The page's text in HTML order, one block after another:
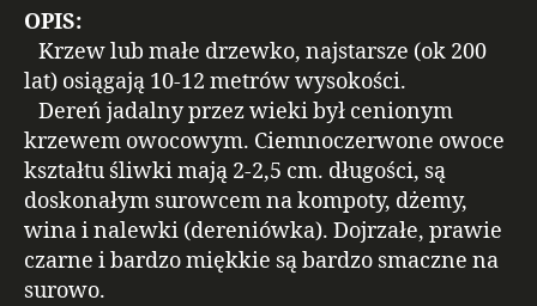
OPIS:
Krzew lub małe drzewko, najstarsze (ok 200
lat) osiągają 10-12 metrów wysokości.
Dereń jadalny przez wieki był cenionym
krzewem owocowym. Ciemnoczerwone owoce
kształtu śliwki mają 2-2,5 cm. długości, są
doskonałym surowcem na kompoty, dżemy,
wina i nalewki (dereniówka). Dojrzałe, prawie
czarne i bardzo miękkie są bardzo smaczne na
surowo.